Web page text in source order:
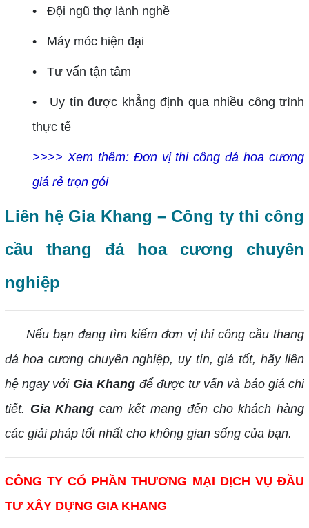
• Đội ngũ thợ lành nghề
• Máy móc hiện đại
• Tư vấn tận tâm
• Uy tín được khẳng định qua nhiều công trình
thực tế
>>>> Xem thêm: Đơn vị thi công đá hoa cương
giá rẻ trọn gói
Liên hệ Gia Khang – Công ty thi công
cầu thang đá hoa cương chuyên
nghiệp
Nếu bạn đang tìm kiếm đơn vị thi công cầu thang
đá hoa cương chuyên nghiệp, uy tín, giá tốt, hãy liên
hệ ngay với Gia Khang để được tư vấn và báo giá chi
tiết. Gia Khang cam kết mang đến cho khách hàng
các giải pháp tốt nhất cho không gian sống của bạn.
CÔNG TY CỔ PHẦN THƯƠNG MẠI DỊCH VỤ ĐẦU
TƯ XÂY DỰNG GIA KHANG